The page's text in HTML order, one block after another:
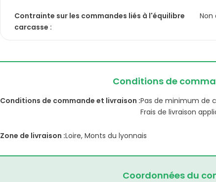
Contrainte sur les commandes liés à l'équilibre
carcasse :
Conditions de
Conditions de commande et livraison :Pas de minimum de
Frais de livraison
Zone de livraison :Loire, Monts du lyonnais
Coordonnées du